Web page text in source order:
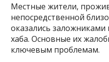
Местные жители,
непосредственной
оказались заложниками
хаба. Основные их
ключевым проблемам.